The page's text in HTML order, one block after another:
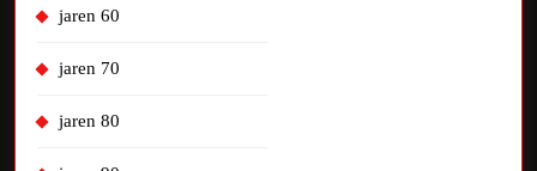
jaren 60
jaren 70
jaren 80